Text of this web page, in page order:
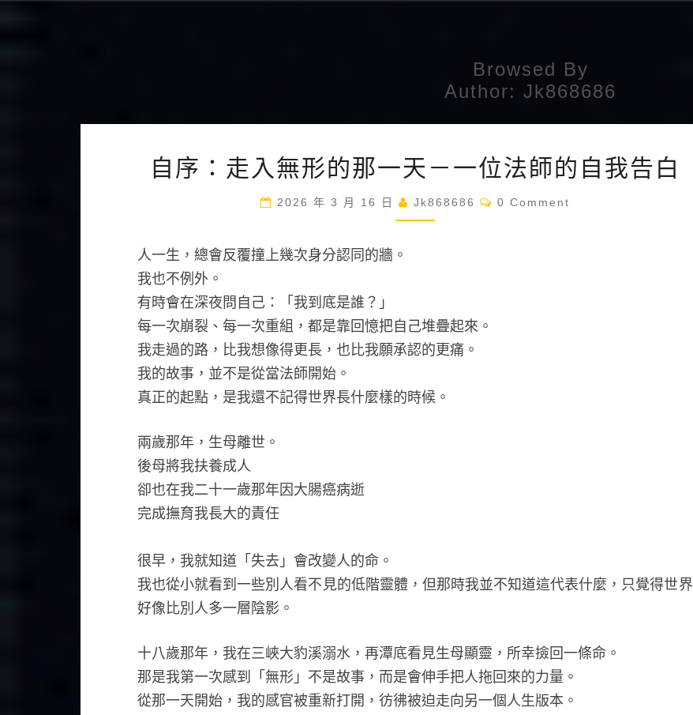
Browsed By
Author: Jk868686
序：
走
入
那
一
天
－
一
告
自序：走入無形的那一天－一位法師的自我告白
2026 年 3 月 16 日 Jk868686 Comments
0 Comment
人一生，總會反覆撞上幾次身分認同的牆。
我也不例外。
有時會在深夜問自己：「我到底是誰？」
每一次崩裂、每一次重組，都是靠回憶把自己堆疊起來。
我走過的路，比我想像得更長，也比我願承認的更痛。
我的故事，並不是從當法師開始。
真正的起點，是我還不記得世界長什麼樣的時候。
兩歲那年，生母離世。
後母將我扶養成人
卻也在我二十一歲那年因大腸癌病逝
完成撫育我長大的責任
很早，我就知道「失去」會改變人的命。
我也從小就看到一些別人看不見的低階靈體，但那時我並不知道這代表什麼，只覺得世界
好像比別人多一層陰影。
十八歲那年，我在三峽大豹溪溺水，再潭底看見生母顯靈，所幸撿回一條命。
那是我第一次感到「無形」不是故事，而是會伸手把人拖回來的力量。
從那一天開始，我的感官被重新打開，彷彿被迫走向另一個人生版本。